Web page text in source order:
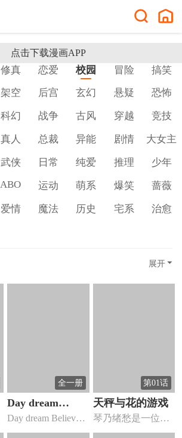
点击下载漫画APP
修真 恋爱 校园 冒险 搞笑
架空 后宫 玄幻 悬疑 恐怖
科幻 战争 古风 穿越 竞技
真人 总裁 异能 剧情 大女主
武侠 日常 纯爱 推理 少年
ABO 运动 萌系 爆笑 蔷薇
爱情 魔法 历史 宅系 治愈
展开
全一册
Day dream
Believer
Day dream Believer
详...
第01话
天秤与花的游戏
琴乃绪愁是一位女
高中生，成绩好人